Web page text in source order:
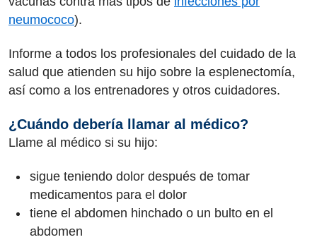
neumococo).
Informe a todos los profesionales del cuidado de la
salud que atienden su hijo sobre la esplenectomía,
así como a los entrenadores y otros cuidadores.
¿Cuándo debería llamar al médico?
Llame al médico si su hijo:
sigue teniendo dolor después de tomar
medicamentos para el dolor
tiene el abdomen hinchado o un bulto en el
abdomen